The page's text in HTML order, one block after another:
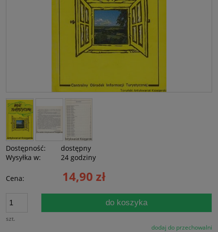
Dostępność:
dostępny
Wysyłka w:
24 godziny
Cena: 14,90 zł
szt.
do koszyka
dodaj do przechowalni